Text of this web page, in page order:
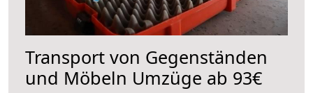
Transport von Gegenständen
und Möbeln Umzüge ab 93€